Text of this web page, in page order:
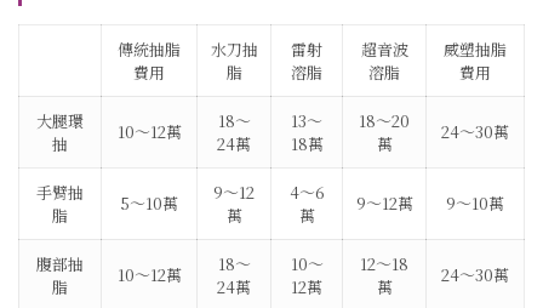
傳統抽脂
費用
水刀抽
脂
雷射
溶脂
超音波
溶脂
威塑抽脂
費用
大腿環
抽
10～12萬
18～
24萬
13～
18萬
18～20
萬
24～30萬
手臂抽
脂
5～10萬
9～12
萬
4～6
萬
9～12萬 9～10萬
腹部抽
脂
10～12萬
18～
24萬
10～
12萬
12～18
萬
24～30萬